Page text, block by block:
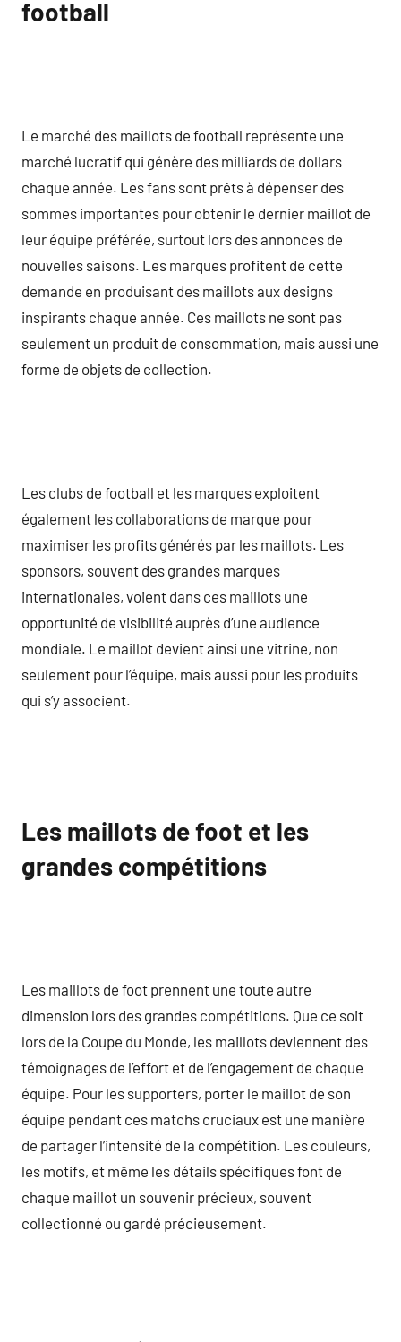
football
Le marché des maillots de football représente une
marché lucratif qui génère des milliards de dollars
chaque année. Les fans sont prêts à dépenser des
sommes importantes pour obtenir le dernier maillot de
leur équipe préférée, surtout lors des annonces de
nouvelles saisons. Les marques profitent de cette
demande en produisant des maillots aux designs
inspirants chaque année. Ces maillots ne sont pas
seulement un produit de consommation, mais aussi une
forme de objets de collection.
Les clubs de football et les marques exploitent
également les collaborations de marque pour
maximiser les profits générés par les maillots. Les
sponsors, souvent des grandes marques
internationales, voient dans ces maillots une
opportunité de visibilité auprès d’une audience
mondiale. Le maillot devient ainsi une vitrine, non
seulement pour l’équipe, mais aussi pour les produits
qui s’y associent.
Les maillots de foot et les
grandes compétitions
Les maillots de foot prennent une toute autre
dimension lors des grandes compétitions. Que ce soit
lors de la Coupe du Monde, les maillots deviennent des
témoignages de l’effort et de l’engagement de chaque
équipe. Pour les supporters, porter le maillot de son
équipe pendant ces matchs cruciaux est une manière
de partager l’intensité de la compétition. Les couleurs,
les motifs, et même les détails spécifiques font de
chaque maillot un souvenir précieux, souvent
collectionné ou gardé précieusement.